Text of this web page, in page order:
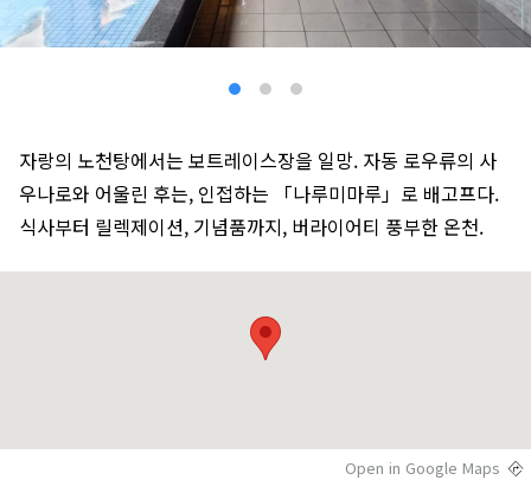
자랑의 노천탕에서는 보트레이스장을 일망. 자동 로우류의 사
우나로와 어울린 후는, 인접하는 「나루미마루」로 배고프다.
식사부터 릴렉제이션, 기념품까지, 버라이어티 풍부한 온천.
Open in Google Maps